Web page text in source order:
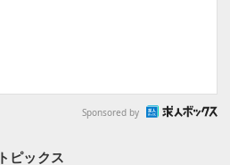
Sponsored by
トピックス